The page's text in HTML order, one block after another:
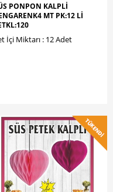
PONPON KALPLİ
MT PK:12 Lİ
İçi Miktarı : 12 Adet